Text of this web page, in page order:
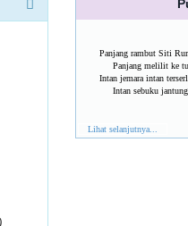
Panjang rambut Siti
Panjang melilit ke
Intan jemara intan
Intan sebuku jantung
Lihat selanjutnya...